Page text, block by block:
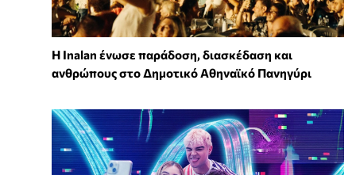
Η Inalan ένωσε παράδοση, διασκέδαση και
ανθρώπους στο Δημοτικό Αθηναϊκό Πανηγύρι